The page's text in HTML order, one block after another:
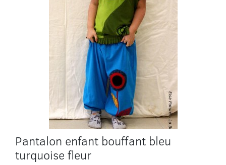
Pantalon enfant bouffant bleu
turquoise fleur